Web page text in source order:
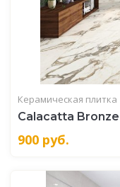
Керамическая плитка
Calacatta Bronze
900 руб.